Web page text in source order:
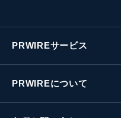
PRWIREサービス
PRWIREについて